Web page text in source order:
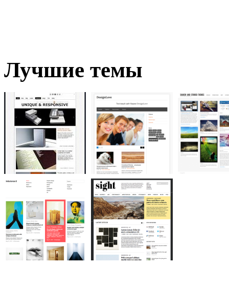
Лучшие темы